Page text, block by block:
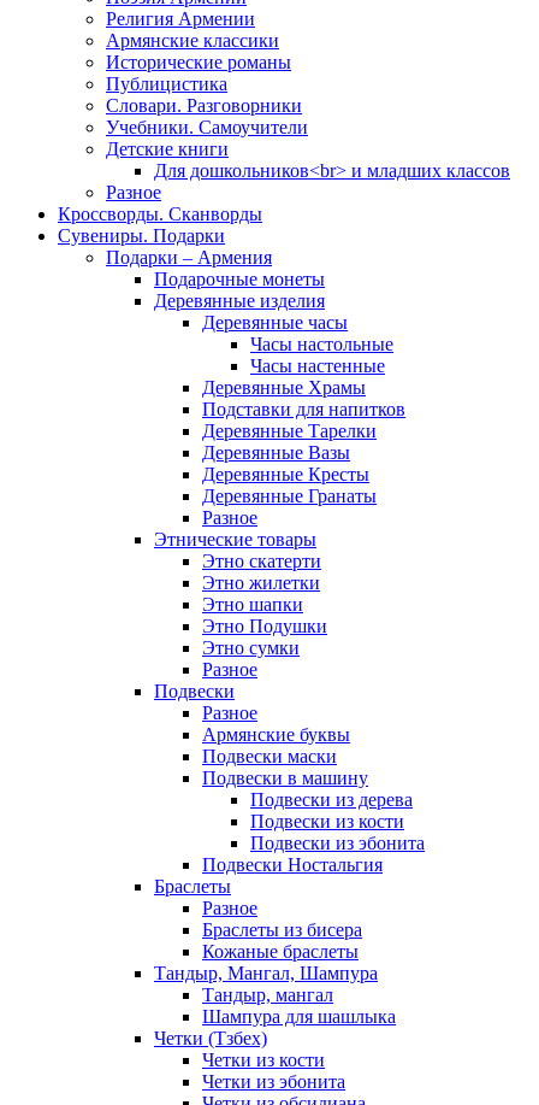
Религия Армении
Армянские классики
Исторические романы
Публицистика
Словари. Разговорники
Учебники. Самоучители
Детские книги
Для дошкольников<br> и младших классов
Разное
Кроссворды. Сканворды
Сувениры. Подарки
Подарки – Армения
Подарочные монеты
Деревянные изделия
Деревянные часы
Часы настольные
Часы настенные
Деревянные Храмы
Подставки для напитков
Деревянные Тарелки
Деревянные Вазы
Деревянные Кресты
Деревянные Гранаты
Разное
Этнические товары
Этно скатерти
Этно жилетки
Этно шапки
Этно Подушки
Этно сумки
Разное
Подвески
Разное
Армянские буквы
Подвески маски
Подвески в машину
Подвески из дерева
Подвески из кости
Подвески из эбонита
Подвески Ностальгия
Браслеты
Разное
Браслеты из бисера
Кожаные браслеты
Тандыр, Мангал, Шампура
Тандыр, мангал
Шампура для шашлыка
Четки (Тзбех)
Четки из кости
Четки из эбонита